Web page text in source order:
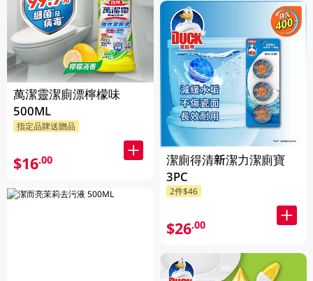
萬潔靈潔廁漂檸檬味
500ML
指定品牌送贈品
$16.00
潔廁得清新潔力潔廁寶
3PC
2件$46
$26.00